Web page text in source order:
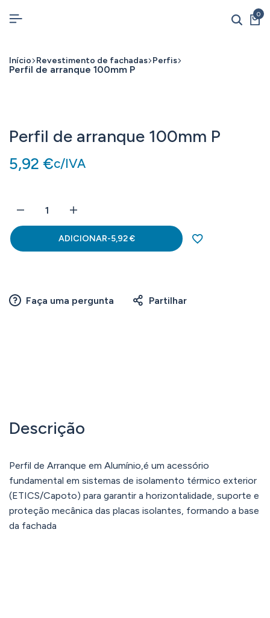
0
Início Revestimento de fachadas Perfis
Perfil de arranque 100mm P
Perfil de arranque 100mm P
5,92 €c/IVA
ADICIONAR-5,92€
Faça uma pergunta Partilhar
Descrição
Perfil de Arranque em Alumínio,é um acessório
fundamental em sistemas de isolamento térmico exterior
(ETICS/Capoto) para garantir a horizontalidade, suporte e
proteção mecânica das placas isolantes, formando a base
da fachada